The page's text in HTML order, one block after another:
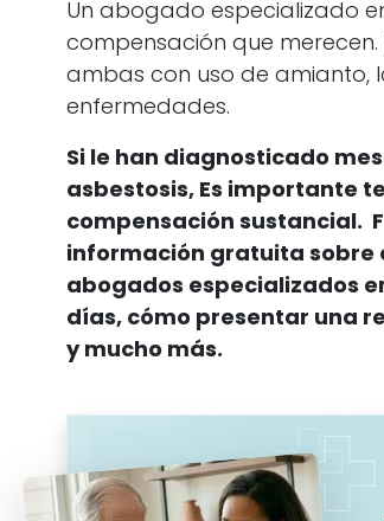
Un abogado especializado
compensación que
ambas con uso de amianto,
enfermedades.
Si le han diagnosticado
asbestosis, Es importante
compensación sustancial. F
información gratuita sobre
abogados especializados
días, cómo presentar una
y mucho más.